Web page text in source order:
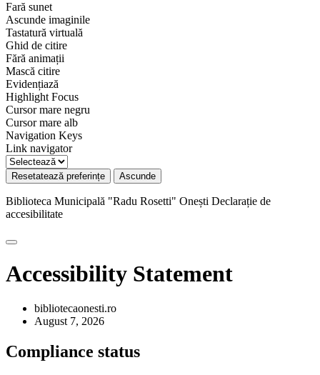
Fară sunet
Ascunde imaginile
Tastatură virtuală
Ghid de citire
Fără animații
Mască citire
Evidențiază
Highlight Focus
Cursor mare negru
Cursor mare alb
Navigation Keys
Link navigator
Resetatează preferințe Ascunde
Biblioteca Municipală "Radu Rosetti" Onești Declarație de
accesibilitate
Accessibility Statement
bibliotecaonesti.ro
August 7, 2026
Compliance status